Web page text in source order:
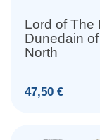
Lord of The
Dunedain
North
Prix
47,50 €